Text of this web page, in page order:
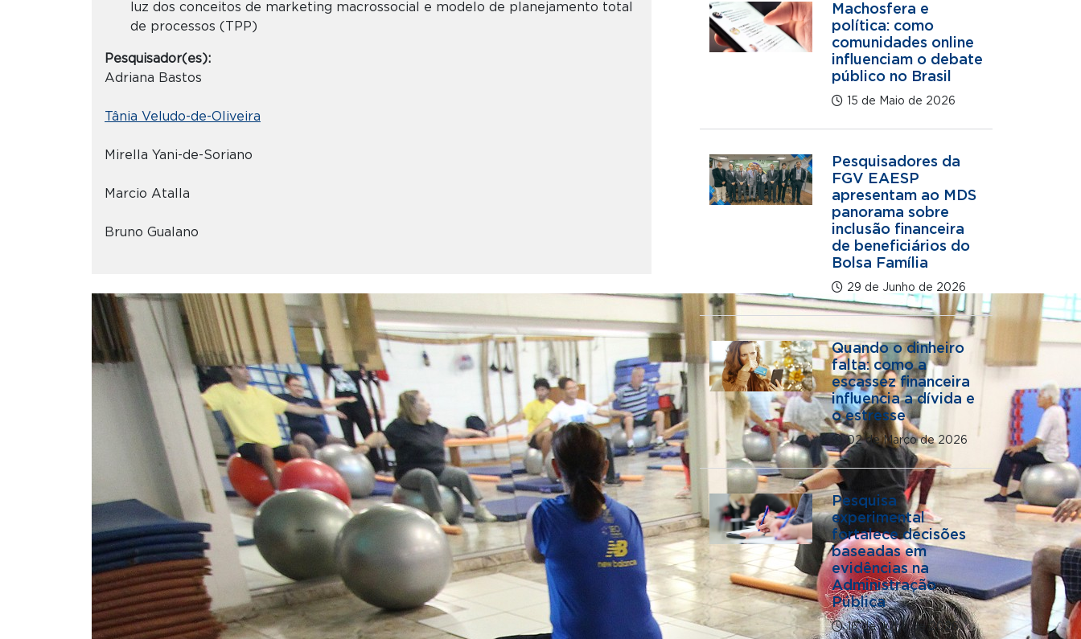
luz dos conceitos de marketing macrossocial e modelo de planejamento total
de processos (TPP)
Pesquisador(es):
Adriana Bastos
Tânia Veludo-de-Oliveira
Mirella Yani-de-Soriano
Marcio Atalla
Bruno Gualano
Machosfera e
política: como
comunidades online
influenciam o debate
público no Brasil
15 de Maio de 2026
Pesquisadores da
FGV EAESP
apresentam ao MDS
panorama sobre
inclusão financeira
de beneficiários do
Bolsa Família
29 de Junho de 2026
Quando o dinheiro
falta: como a
escassez financeira
influencia a dívida e
o estresse
02 de Março de 2026
Pesquisa
experimental
fortalece decisões
baseadas em
evidências na
Administração
Pública
16 de Julho de 2026